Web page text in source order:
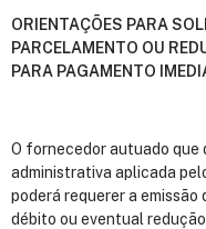
ORIENTAÇÕES PARA
PARCELAMENTO OU
PARA PAGAMENTO
O fornecedor autuado que
administrativa aplicada
poderá requerer a
débito ou eventual